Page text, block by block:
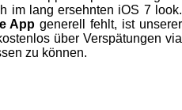
im lang ersehnten iOS 7 look.
App generell fehlt, ist unserer
über Verspätungen via
zu können.